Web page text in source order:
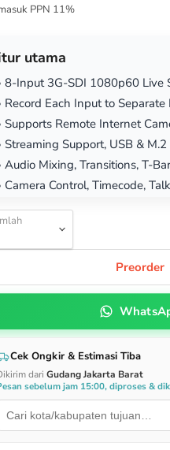
PPN 11%
utama
8-Input 3G-SDI 1080p60 Live
Record Each Input to Separate
Supports Remote Internet
Streaming Support, USB &
Audio Mixing, Transitions, T-
Camera Control, Timecode,
Preorder
Cek Ongkir & Estimasi Tiba
dari Gudang Jakarta Barat
sebelum jam 15:00, diproses &